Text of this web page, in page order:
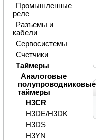
Промышленные
реле
Разъемы и
кабели
Сервосистемы
Счетчики
Таймеры
Аналоговые
полупроводниковые
таймеры
H3CR
H3DE/H3DK
H3DS
H3YN